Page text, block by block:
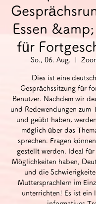
Essen
für
So., 06. Aug.
Dies ist eine
Gesprächssitzung für
Benutzer. Nachdem wir
und Redewendungen zum
und geübt haben,
möglich über das
sprechen. Fragen
gestellt werden. Ideal
Möglichkeiten haben,
und die
Muttersprachlern im
unterrichten! Es ist ein